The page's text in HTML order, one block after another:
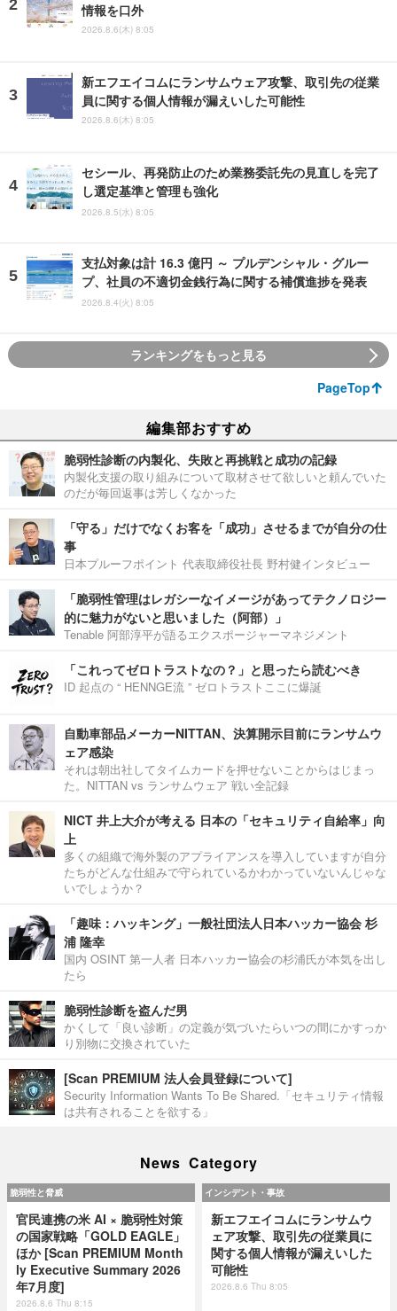
情報を口外
2026.8.6(木) 8:05
新エフエイコムにランサムウェア攻撃、取引先の従業
員に関する個人情報が漏えいした可能性
2026.8.6(木) 8:05
セシール、再発防止のため業務委託先の見直しを完了
し選定基準と管理も強化
2026.8.5(水) 8:05
支払対象は計 16.3 億円 ～ プルデンシャル・グルー
プ、社員の不適切金銭行為に関する補償進捗を発表
2026.8.4(火) 8:05
ランキングをもっと見る
PageTop
編集部おすすめ
脆弱性診断の内製化、失敗と再挑戦と成功の記録
内製化支援の取り組みについて取材させて欲しいと頼んでいた
のだが毎回返事は芳しくなかった
「守る」だけでなくお客を「成功」させるまでが自分の仕
事
日本プルーフポイント 代表取締役社長 野村健インタビュー
「脆弱性管理はレガシーなイメージがあってテクノロジー
的に魅力がないと思いました（阿部）」
Tenable 阿部淳平が語るエクスポージャーマネジメント
「これってゼロトラストなの？」と思ったら読むべき
ID 起点の “ HENNGE流 ” ゼロトラストここに爆誕
自動車部品メーカーNITTAN、決算開示目前にランサムウ
ェア感染
それは朝出社してタイムカードを押せないことからはじまっ
た。NITTAN vs ランサムウェア 戦い全記録
NICT 井上大介が考える 日本の「セキュリティ自給率」向
上
多くの組織で海外製のアプライアンスを導入していますが自分
たちがどんな仕組みで守られているかわかっていないんじゃな
いでしょうか？
「趣味：ハッキング」一般社団法人日本ハッカー協会 杉
浦 隆幸
国内 OSINT 第一人者 日本ハッカー協会の杉浦氏が本気を出し
たら
脆弱性診断を盗んだ男
かくして「良い診断」の定義が気づいたらいつの間にかすっか
り別物に交換されていた
[Scan PREMIUM 法人会員登録について]
Security Information Wants To Be Shared.「セキュリティ情報
は共有されることを欲する」
News Category
脆弱性と脅威
官民連携の米 AI × 脆弱性対策
の国家戦略「GOLD EAGLE」
ほか [Scan PREMIUM Month
ly Executive Summary 2026
年7月度]
2026.8.6 Thu 8:15
インシデント・事故
新エフエイコムにランサムウ
ェア攻撃、取引先の従業員に
関する個人情報が漏えいした
可能性
2026.8.6 Thu 8:05